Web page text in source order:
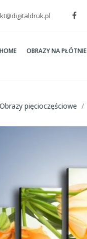
HOME OBRAZY NA PŁÓTNIE
Obrazy pięcioczęściowe